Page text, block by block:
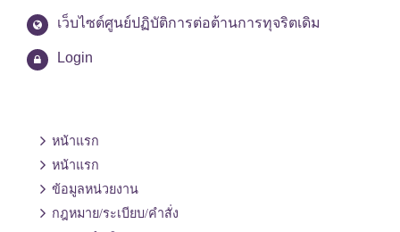
เว็บไซต์ศูนย์ปฏิบัติการต่อต้านการทุจริตเดิม
Login
หน้าแรก
หน้าแรก
ข้อมูลหน่วยงาน
กฎหมาย/ระเบียบ/คำสั่ง